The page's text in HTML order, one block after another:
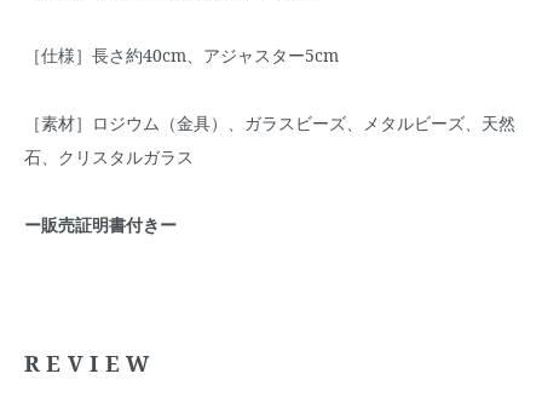
［仕様］長さ約40cm、アジャスター5cm
［素材］ロジウム（金具）、ガラスビーズ、メタルビーズ、天然
石、クリスタルガラス
ー販売証明書付きー
REVIEW